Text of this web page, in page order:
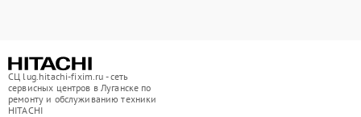
СЦ lug.hitachi-fixim.ru - сеть
сервисных центров в Луганске по
ремонту и обслуживанию техники
HITACHI